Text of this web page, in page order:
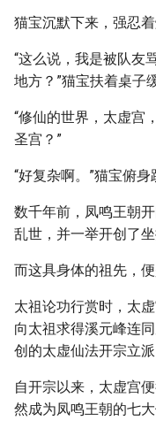
猫宝沉默下来，强忍
“这么说，我是被队友
地方？”猫宝扶着桌子
“修仙的世界，太虚宫
圣宫？”
“好复杂啊。”猫宝俯
数千年前，凤鸣王朝
乱世，并一举开创了
而这具身体的祖先，
太祖论功行赏时，太
向太祖求得溪元峰连
创的太虚仙法开宗立派
自开宗以来，太虚宫
然成为凤鸣王朝的七大